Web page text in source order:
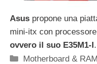
Asus propone una
mini-itx con
ovvero il suo E35M1-I.
Categorie
Motherboard & RAM